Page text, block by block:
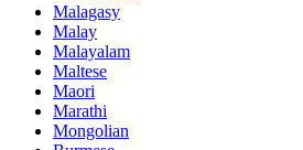
Malagasy
Malay
Malayalam
Maltese
Maori
Marathi
Mongolian